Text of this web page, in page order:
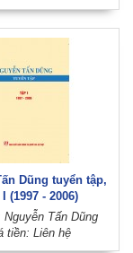
Dũng tuyển tập,
(1997 - 2006)
Nguyễn Tấn Dũng
tiền: Liên hệ